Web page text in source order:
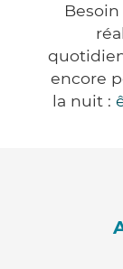
encore
la nuit :